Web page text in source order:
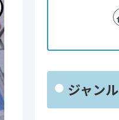
ジャン